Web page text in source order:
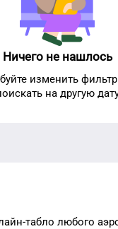
Ничего не нашлось
изменить
на другую
табло любого